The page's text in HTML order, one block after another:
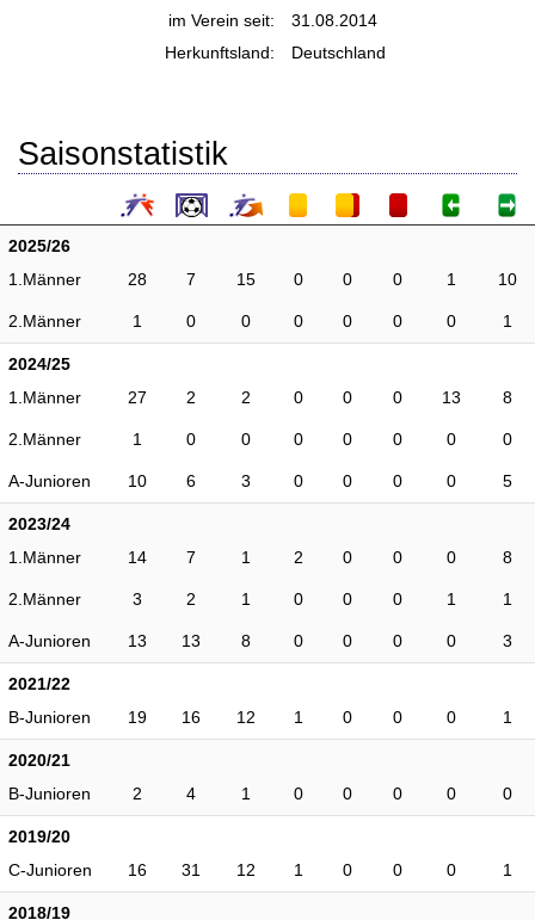
im Verein seit:
31.08.2014
Herkunftsland:
Deutschland
Saisonstatistik
2025/26
1.Männer
28 7 15 0 0 0 1 10
2.Männer 1 0 0 0 0 0 0 1
2024/25
1.Männer
27 2 2 0 0 0 13 8
2.Männer 1 0 0 0 0 0 0 0
A-Junioren 10 6 3 0 0 0 0 5
2023/24
1.Männer
14 7 1 2 0 0 0 8
2.Männer 3 2 1 0 0 0 1 1
A-Junioren 13 13 8 0 0 0 0 3
2021/22
B-Junioren
19 16 12 1 0 0 0 1
2020/21
B-Junioren
2 4 1 0 0 0 0 0
2019/20
C-Junioren
16 31 12 1 0 0 0 1
2018/19